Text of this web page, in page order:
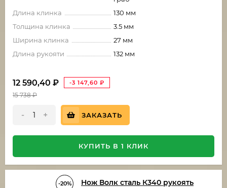
Длина клинка
130 мм
Толщина клинка
3.5 мм
Ширина клинка
27 мм
Длина рукояти
132 мм
12 590,40 ₽ -3 147,60 ₽
15 738₽
- + ЗАКАЗАТЬ
КУПИТЬ В 1 КЛИК
-20%
Нож Волк сталь К340 рукоять